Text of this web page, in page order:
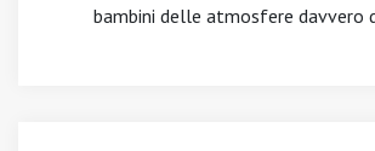
bambini delle atmosfere davvero